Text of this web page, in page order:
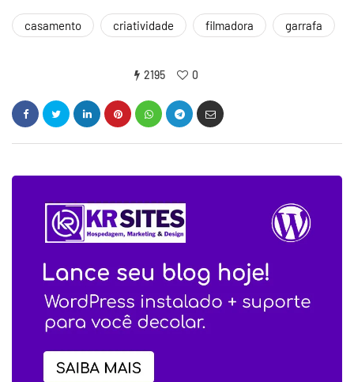
casamento criatividade filmadora garrafa
2195 0